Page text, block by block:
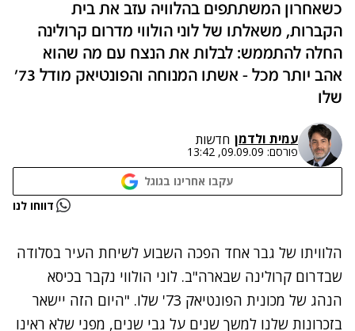
כשאחרון המשתתפים בהלוויה עזב את בית
הקברות, משאלתו של לוני הולווי מדרום קרולינה
החלה להתממש: לבלות את הנצח עם מה שהוא
אהב יותר מכל - אשתו המנוחה והפונטיאק מודל 73'
שלו
עמית ולדמן חדשות
פורסם: 09.09.09, 13:42
עקבו אחרינו בגוגל
נתקלנו בבעיה דווחו לנו
הלוויתו של גבר אחד הפכה השבוע לשיחת העיר בסלודה
שבדרום קרולינה שבארה"ב. לוני הולווי נקבר בכיסא
הנהג של מכונית הפונטיאק 73' שלו. "היום הזה יישאר
בזכרונות שלנו למשך שנים על גבי שנים, מפני שלא ראינו